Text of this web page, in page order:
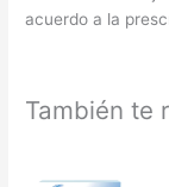
acuerdo a la
También te